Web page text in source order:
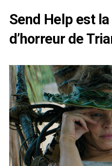
Send Help est
d’horreur de